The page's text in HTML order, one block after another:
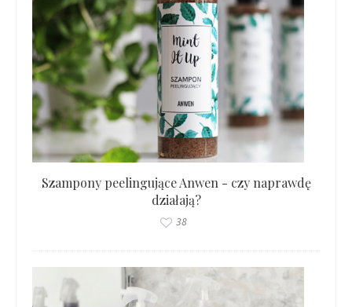
Szampony peelingujące Anwen - czy naprawdę
działają?
38